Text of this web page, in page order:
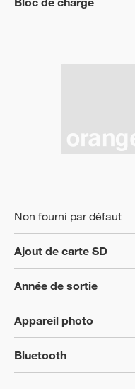
Non fourni par défaut
Ajout de carte SD
Année de sortie
Appareil photo
Bluetooth